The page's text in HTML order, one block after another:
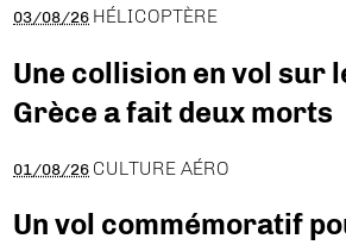
03/08/26 HÉLICOPTÈRE
Une collision en vol sur
Grèce a fait deux morts
01/08/26 CULTURE AÉRO
Un vol commémoratif